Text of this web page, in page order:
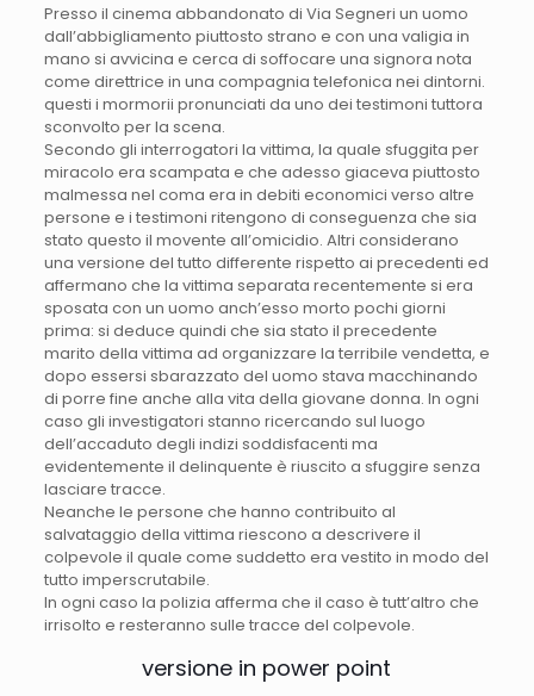
Presso il cinema abbandonato di Via Segneri un uomo
dall’abbigliamento piuttosto strano e con una valigia in
mano si avvicina e cerca di soffocare una signora nota
come direttrice in una compagnia telefonica nei dintorni.
questi i mormorii pronunciati da uno dei testimoni tuttora
sconvolto per la scena.
Secondo gli interrogatori la vittima, la quale sfuggita per
miracolo era scampata e che adesso giaceva piuttosto
malmessa nel coma era in debiti economici verso altre
persone e i testimoni ritengono di conseguenza che sia
stato questo il movente all’omicidio. Altri considerano
una versione del tutto differente rispetto ai precedenti ed
affermano che la vittima separata recentemente si era
sposata con un uomo anch’esso morto pochi giorni
prima: si deduce quindi che sia stato il precedente
marito della vittima ad organizzare la terribile vendetta, e
dopo essersi sbarazzato del uomo stava macchinando
di porre fine anche alla vita della giovane donna. In ogni
caso gli investigatori stanno ricercando sul luogo
dell’accaduto degli indizi soddisfacenti ma
evidentemente il delinquente è riuscito a sfuggire senza
lasciare tracce.
Neanche le persone che hanno contribuito al
salvataggio della vittima riescono a descrivere il
colpevole il quale come suddetto era vestito in modo del
tutto imperscrutabile.
In ogni caso la polizia afferma che il caso è tutt’altro che
irrisolto e resteranno sulle tracce del colpevole.
versione in power point